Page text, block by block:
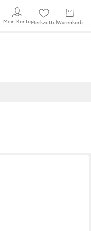
Mein KontoMerkzettel Warenkorb